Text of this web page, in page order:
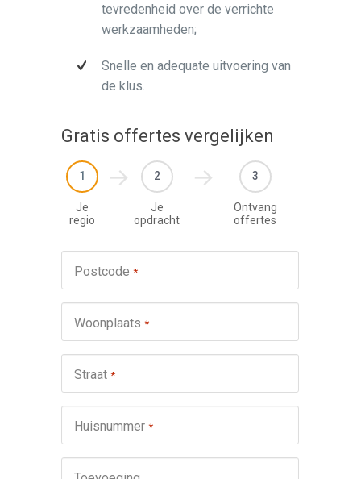
tevredenheid over de verrichte
werkzaamheden;
Snelle en adequate uitvoering van
de klus.
Gratis offertes vergelijken
1
Je
regio
2
Je
opdracht
3
Ontvang
offertes
Postcode *
Woonplaats *
Straat *
Huisnummer *